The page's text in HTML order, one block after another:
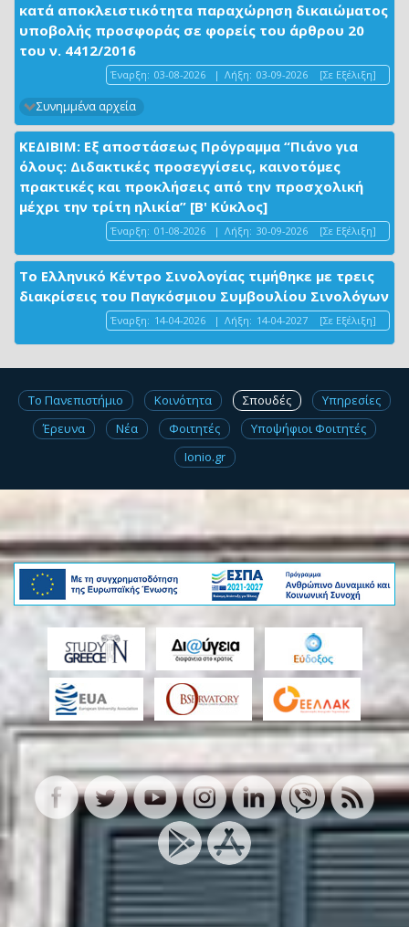
κατά αποκλειστικότητα παραχώρηση δικαιώματος
υποβολής προσφοράς σε φορείς του άρθρου 20
του ν. 4412/2016
Έναρξη: 03-08-2026 | Λήξη: 03-09-2026 [Σε Εξέλιξη]
Συνημμένα αρχεία
ΚΕΔΙΒΙΜ: Εξ αποστάσεως Πρόγραμμα “Πιάνο για
όλους: Διδακτικές προσεγγίσεις, καινοτόμες
πρακτικές και προκλήσεις από την προσχολική
μέχρι την τρίτη ηλικία” [Β' Κύκλος]
Έναρξη: 01-08-2026 | Λήξη: 30-09-2026 [Σε Εξέλιξη]
Το Ελληνικό Κέντρο Σινολογίας τιμήθηκε με τρεις
διακρίσεις του Παγκόσμιου Συμβουλίου Σινολόγων
Έναρξη: 14-04-2026 | Λήξη: 14-04-2027 [Σε Εξέλιξη]
Το Πανεπιστήμιο Κοινότητα Σπουδές
Υπηρεσίες
Έρευνα
Νέα Φοιτητές
Υποψήφιοι Φοιτητές
Ionio.gr